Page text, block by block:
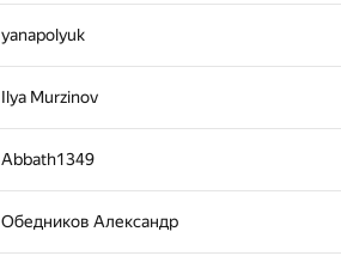
yanapolyuk
Ilya Murzinov
Abbath1349
Обедников Александр